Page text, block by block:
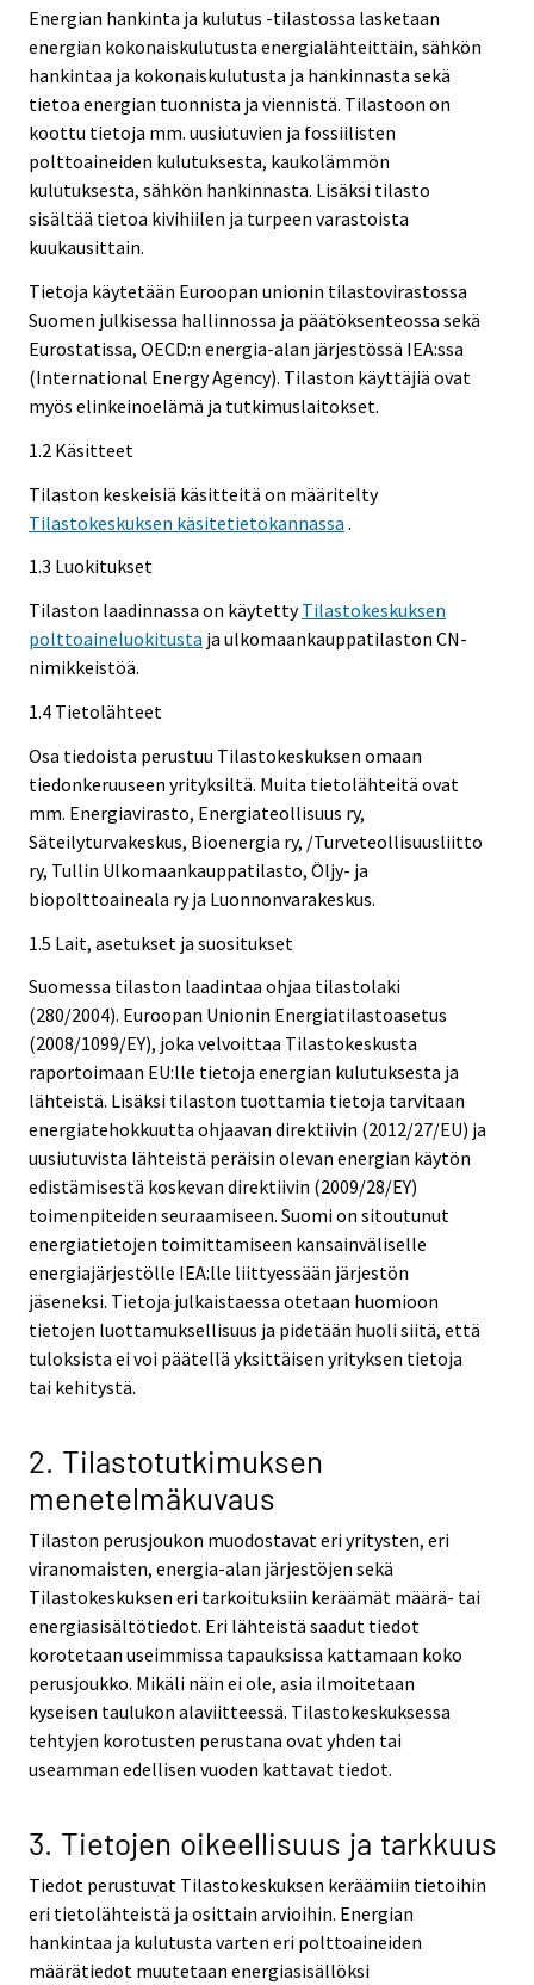
Energian hankinta ja kulutus -tilastossa lasketaan
energian kokonaiskulutusta energialähteittäin, sähkön
hankintaa ja kokonaiskulutusta ja hankinnasta sekä
tietoa energian tuonnista ja viennistä. Tilastoon on
koottu tietoja mm. uusiutuvien ja fossiilisten
polttoaineiden kulutuksesta, kaukolämmön
kulutuksesta, sähkön hankinnasta. Lisäksi tilasto
sisältää tietoa kivihiilen ja turpeen varastoista
kuukausittain.
Tietoja käytetään Euroopan unionin tilastovirastossa
Suomen julkisessa hallinnossa ja päätöksenteossa sekä
Eurostatissa, OECD:n energia-alan järjestössä IEA:ssa
(International Energy Agency). Tilaston käyttäjiä ovat
myös elinkeinoelämä ja tutkimuslaitokset.
1.2 Käsitteet
Tilaston keskeisiä käsitteitä on määritelty
Tilastokeskuksen käsitetietokannassa .
1.3 Luokitukset
Tilaston laadinnassa on käytettyTilastokeskuksen
polttoaineluokitusta ja ulkomaankauppatilaston CN-
nimikkeistöä.
1.4 Tietolähteet
Osa tiedoista perustuu Tilastokeskuksen omaan
tiedonkeruuseen yrityksiltä. Muita tietolähteitä ovat
mm. Energiavirasto, Energiateollisuus ry,
Säteilyturvakeskus, Bioenergia ry, /Turveteollisuusliitto
ry, Tullin Ulkomaankauppatilasto, Öljy- ja
biopolttoaineala ry ja Luonnonvarakeskus.
1.5 Lait, asetukset ja suositukset
Suomessa tilaston laadintaa ohjaa tilastolaki
(280/2004). Euroopan Unionin Energiatilastoasetus
(2008/1099/EY), joka velvoittaa Tilastokeskusta
raportoimaan EU:lle tietoja energian kulutuksesta ja
lähteistä. Lisäksi tilaston tuottamia tietoja tarvitaan
energiatehokkuutta ohjaavan direktiivin (2012/27/EU) ja
uusiutuvista lähteistä peräisin olevan energian käytön
edistämisestä koskevan direktiivin (2009/28/EY)
toimenpiteiden seuraamiseen. Suomi on sitoutunut
energiatietojen toimittamiseen kansainväliselle
energiajärjestölle IEA:lle liittyessään järjestön
jäseneksi. Tietoja julkaistaessa otetaan huomioon
tietojen luottamuksellisuus ja pidetään huoli siitä, että
tuloksista ei voi päätellä yksittäisen yrityksen tietoja
tai kehitystä.
2. Tilastotutkimuksen
menetelmäkuvaus
Tilaston perusjoukon muodostavat eri yritysten, eri
viranomaisten, energia-alan järjestöjen sekä
Tilastokeskuksen eri tarkoituksiin keräämät määrä- tai
energiasisältötiedot. Eri lähteistä saadut tiedot
korotetaan useimmissa tapauksissa kattamaan koko
perusjoukko. Mikäli näin ei ole, asia ilmoitetaan
kyseisen taulukon alaviitteessä. Tilastokeskuksessa
tehtyjen korotusten perustana ovat yhden tai
useamman edellisen vuoden kattavat tiedot.
3. Tietojen oikeellisuus ja tarkkuus
Tiedot perustuvat Tilastokeskuksen keräämiin tietoihin
eri tietolähteistä ja osittain arvioihin. Energian
hankintaa ja kulutusta varten eri polttoaineiden
määrätiedot muutetaan energiasisällöksi